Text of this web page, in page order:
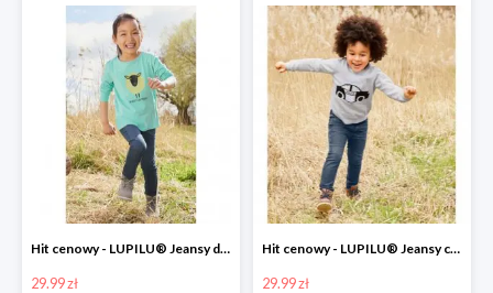
Hit cenowy - LUPILU® Jeansy dziewczęce slim fit
29.99 zł
Hit cenowy - LUPILU® Jeansy chłopięce slim fit
29.99 zł